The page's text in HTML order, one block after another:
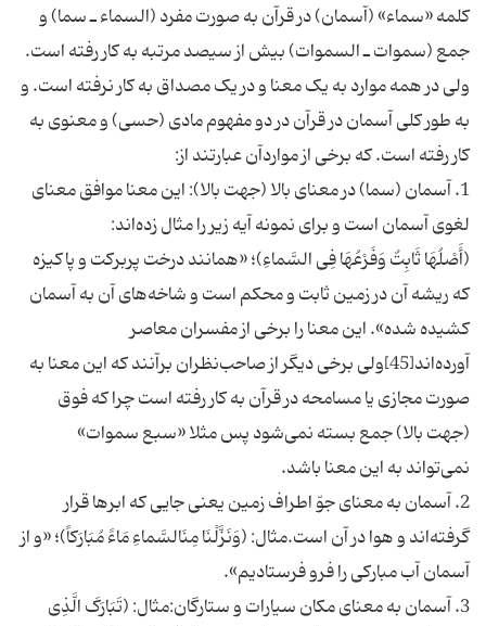
کلمه «سماء» (آسمان) در قرآن به صورت مفرد (السماء ـ سما) و
جمع (سموات ـ السموات) بیش از سیصد مرتبه به کار رفته است.
ولی در همه موارد به یک معنا و در یک مصداق به کار نرفته است. و
به طور کلی آسمان در قرآن در دو مفهوم مادی (حسی) و معنوی به
کار رفته است. که برخی از مواردآن عبارتند از:
1. آسمان (سما) در معنای بالا (جهت بالا): این معنا موافق معنای
لغوی آسمان است و برای نمونه آیه زیر را مثال زده‌اند:
(أَصْلُهَا ثَابِتٌ وَفَرْعُهَا فِی السَّماءِ)؛ «همانند درخت پربرکت و پاکیزه
که ریشه آن در زمین ثابت و محکم است و شاخه‌های آن به آسمان
کشیده شده». این معنا را برخی از مفسران معاصر
آورده‌اند[45]ولی برخی دیگر از صاحب‌نظران برآنند که این معنا به
صورت مجازی یا مسامحه در قرآن به کار رفته است چرا که فوق
(جهت بالا) جمع بسته نمی‌شود پس مثلا «سبع سموات»
نمی‌تواند به این معنا باشد.
2. آسمان به معنای جوّ اطراف زمین یعنی جایی که ابرها قرار
گرفته‌اند و هوا در آن است.مثال: (وَنَزَّلْنَا مِنَالسَّماءِ مَاءً مُبَارَکاً)؛ «و از
آسمان آب مبارکی را فرو فرستادیم».
3. آسمان به معنای مکان سیارات و ستارگان:مثال: (تَبَارَکَ الَّذِی